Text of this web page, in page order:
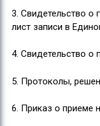
3. Свидетельство о
лист записи в
4. Свидетельство о
5. Протоколы,
6. Приказ о приеме